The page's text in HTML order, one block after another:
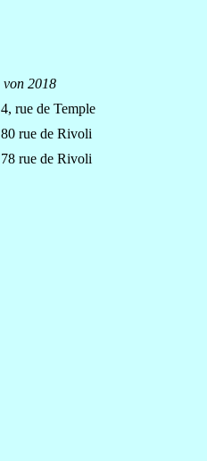
von 2018
4, rue de Temple
80 rue de Rivoli
78 rue de Rivoli